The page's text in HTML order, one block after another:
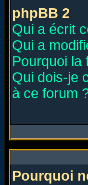
phpBB 2
Qui a écrit
Qui a
Pourquoi la
Qui dois-je
à ce forum
Pourquoi